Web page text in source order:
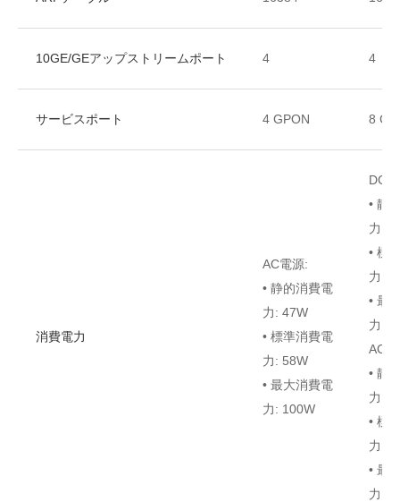
10GE/GEアップストリームポート 4 4
サービスポート 4 GPON 8
消費電力
AC電源:
• 静的消費電
力: 47W
• 標準消費電
力: 58W
• 最大消費電
力: 100W
DC
• 静
力:
• 標
力:
• 最
力:
AC
• 静
力:
• 標
力:
• 最
力: